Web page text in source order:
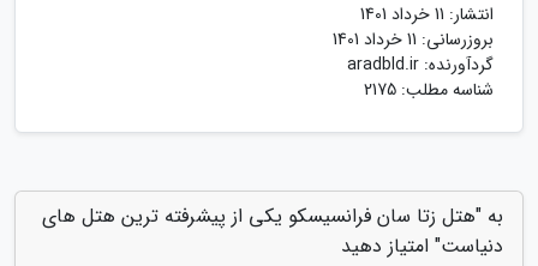
انتشار: 11 خرداد 1401
بروزرسانی: 11 خرداد 1401
گردآورنده: aradbld.ir
شناسه مطلب: 2175
به "هتل زتا سان فرانسیسکو یکی از پیشرفته ترین هتل های
دنیاست" امتیاز دهید